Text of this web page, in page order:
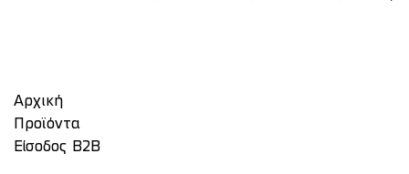
Αρχική
Προϊόντα
Είσοδος Β2Β